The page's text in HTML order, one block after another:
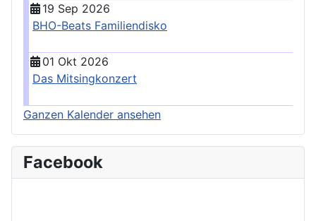
19 Sep 2026
BHO-Beats Familiendisko
01 Okt 2026
Das Mitsingkonzert
Ganzen Kalender ansehen
Facebook